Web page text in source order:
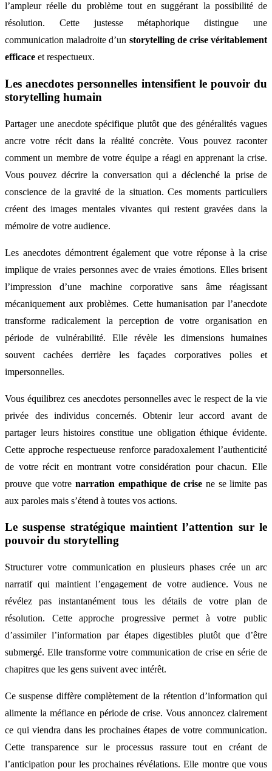
l’ampleur réelle du problème tout en suggérant la possibilité de
résolution. Cette justesse métaphorique distingue une
communication maladroite d’un storytelling de crise véritablement
efficace et respectueux.
Les anecdotes personnelles intensifient le pouvoir du
storytelling humain
Partager une anecdote spécifique plutôt que des généralités vagues
ancre votre récit dans la réalité concrète. Vous pouvez raconter
comment un membre de votre équipe a réagi en apprenant la crise.
Vous pouvez décrire la conversation qui a déclenché la prise de
conscience de la gravité de la situation. Ces moments particuliers
créent des images mentales vivantes qui restent gravées dans la
mémoire de votre audience.
Les anecdotes démontrent également que votre réponse à la crise
implique de vraies personnes avec de vraies émotions. Elles brisent
l’impression d’une machine corporative sans âme réagissant
mécaniquement aux problèmes. Cette humanisation par l’anecdote
transforme radicalement la perception de votre organisation en
période de vulnérabilité. Elle révèle les dimensions humaines
souvent cachées derrière les façades corporatives polies et
impersonnelles.
Vous équilibrez ces anecdotes personnelles avec le respect de la vie
privée des individus concernés. Obtenir leur accord avant de
partager leurs histoires constitue une obligation éthique évidente.
Cette approche respectueuse renforce paradoxalement l’authenticité
de votre récit en montrant votre considération pour chacun. Elle
prouve que votrenarration empathique de crise ne se limite pas
aux paroles mais s’étend à toutes vos actions.
Le suspense stratégique maintient l’attention sur le
pouvoir du storytelling
Structurer votre communication en plusieurs phases crée un arc
narratif qui maintient l’engagement de votre audience. Vous ne
révélez pas instantanément tous les détails de votre plan de
résolution. Cette approche progressive permet à votre public
d’assimiler l’information par étapes digestibles plutôt que d’être
submergé. Elle transforme votre communication de crise en série de
chapitres que les gens suivent avec intérêt.
Ce suspense diffère complètement de la rétention d’information qui
alimente la méfiance en période de crise. Vous annoncez clairement
ce qui viendra dans les prochaines étapes de votre communication.
Cette transparence sur le processus rassure tout en créant de
l’anticipation pour les prochaines révélations. Elle montre que vous